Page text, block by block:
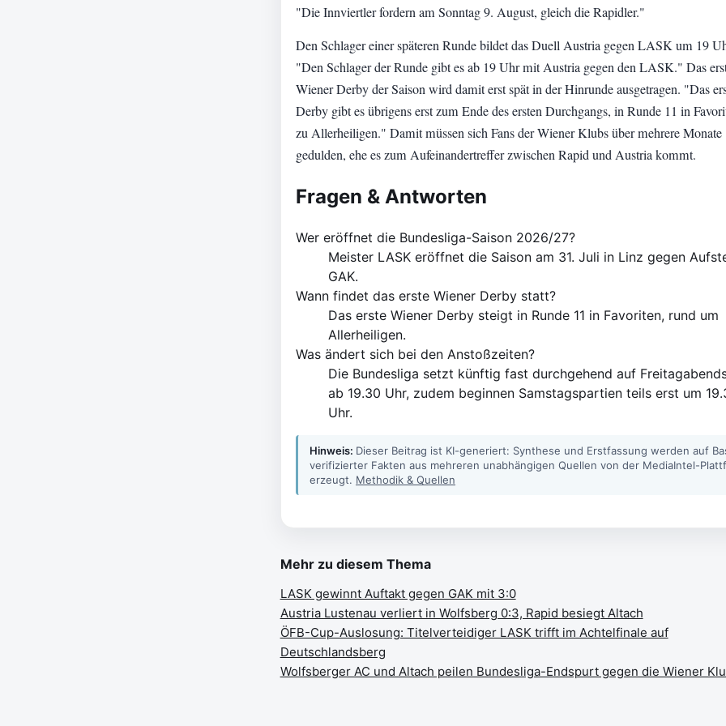
"Die Innviertler fordern am Sonntag 9. August, gleich die Rapidler."
Den Schlager einer späteren Runde bildet das Duell Austria gegen LASK um 19
"Den Schlager der Runde gibt es ab 19 Uhr mit Austria gegen den LASK." Das
Wiener Derby der Saison wird damit erst spät in der Hinrunde ausgetragen. "Das
Derby gibt es übrigens erst zum Ende des ersten Durchgangs, in Runde 11 in
zu Allerheiligen." Damit müssen sich Fans der Wiener Klubs über mehrere Monate
gedulden, ehe es zum Aufeinandertreffer zwischen Rapid und Austria kommt.
Fragen & Antworten
Wer eröffnet die Bundesliga-Saison 2026/27?
Meister LASK eröffnet die Saison am 31. Juli in Linz gegen
GAK.
Wann findet das erste Wiener Derby statt?
Das erste Wiener Derby steigt in Runde 11 in Favoriten, rund um
Allerheiligen.
Was ändert sich bei den Anstoßzeiten?
Die Bundesliga setzt künftig fast durchgehend auf
ab 19.30 Uhr, zudem beginnen Samstagspartien teils erst um
Uhr.
Hinweis: Dieser Beitrag ist KI-generiert: Synthese und Erstfassung werden auf
verifizierter Fakten aus mehreren unabhängigen Quellen von der MediaIntel-
erzeugt. Methodik & Quellen
Mehr zu diesem Thema
LASK gewinnt Auftakt gegen GAK mit 3:0
Austria Lustenau verliert in Wolfsberg 0:3, Rapid besiegt Altach
ÖFB-Cup-Auslosung: Titelverteidiger LASK trifft im Achtelfinale auf
Deutschlandsberg
Wolfsberger AC und Altach peilen Bundesliga-Endspurt gegen die Wiener